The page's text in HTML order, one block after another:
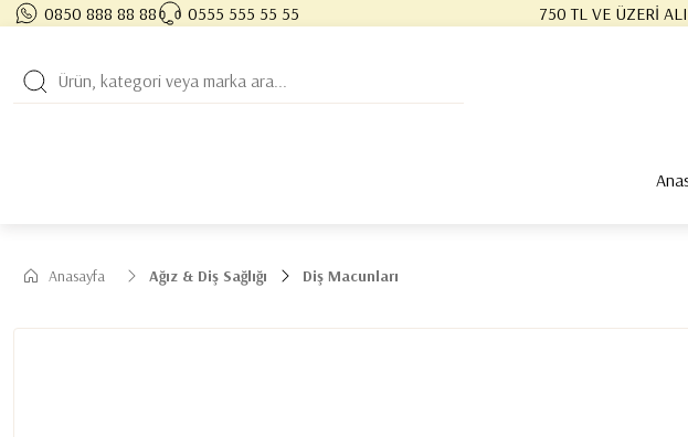
0850 888 88 88 0555 555 55 55
750 TL VE ÜZERİ
750 TL VE ÜZERİ
750 TL VE ÜZERİ
Anasayfa Ağız & Diş Sağlığı Diş Macunları